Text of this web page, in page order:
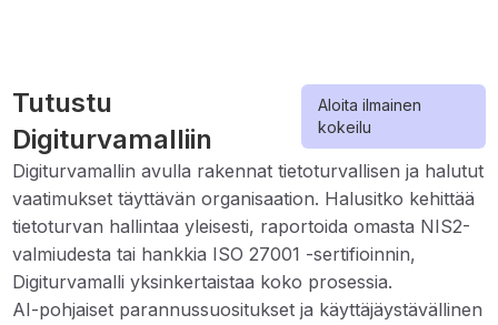
Tutustu
Digiturvamalliin
Aloita ilmainen
kokeilu
Digiturvamallin avulla rakennat tietoturvallisen ja halutut
vaatimukset täyttävän organisaation. Halusitko kehittää
tietoturvan hallintaa yleisesti, raportoida omasta NIS2-
valmiudesta tai hankkia ISO 27001 -sertifioinnin,
Digiturvamalli yksinkertaistaa koko prosessia.
AI-pohjaiset parannussuositukset ja käyttäjäystävällinen